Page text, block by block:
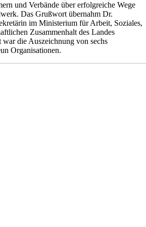
und Verbände über erfolgreiche Wege
Das Grußwort übernahm Dr.
im Ministerium für Arbeit, Soziales,
Zusammenhalt des Landes
die Auszeichnung von sechs
Organisationen.